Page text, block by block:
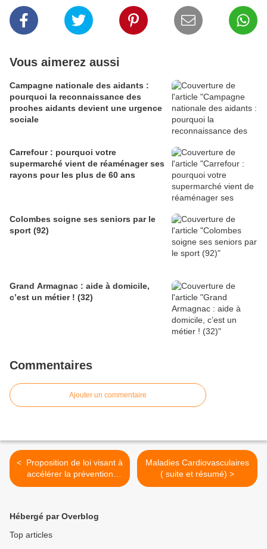
Vous aimerez aussi
Campagne nationale des aidants :
pourquoi la reconnaissance des
proches aidants devient une urgence
sociale
Carrefour : pourquoi votre
supermarché vient de réaménager ses
rayons pour les plus de 60 ans
Colombes soigne ses seniors par le
sport (92)
Grand Armagnac : aide à domicile,
c’est un métier ! (32)
Commentaires
Ajouter un commentaire
< Proposition de loi visant à
accélérer la prévention
cardio-neuro-vasculaire et à
Maladies Cardiovasculaires
( suite et résumé) >
Hébergé par Overblog
Top articles